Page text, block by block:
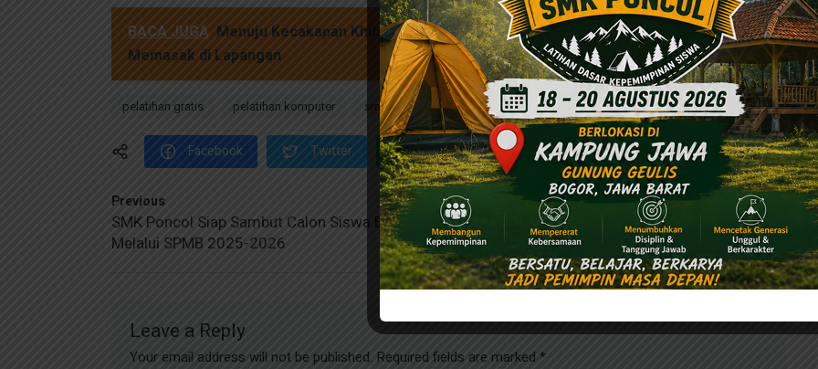
BACA JUGA Menuju Kecakapan Khusus, Pramuka SMK Poncol Asah Kemampuan
Memasak di Lapangan
pelatihan gratis pelatihan komputer smk poncol
Facebook Twitter WhatsApp Pinterest
Previous
SMK Poncol Siap Sambut Calon Siswa Berbakat
Melalui SPMB 2025-2026
Next
SMK Poncol Tebar Kebaikan di Bulan Ramadan
dengan Santunan Anak Yatim
Leave a Reply
Your email address will not be published. Required fields are marked *